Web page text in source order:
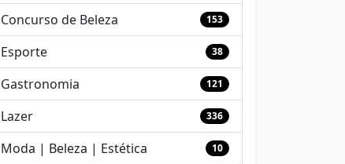
Concurso de Beleza 153
Esporte 38
Gastronomia 121
Lazer 336
Moda | Beleza | Estética 10